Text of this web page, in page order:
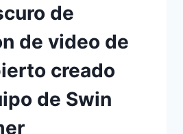
de
de video de
creado
de Swin